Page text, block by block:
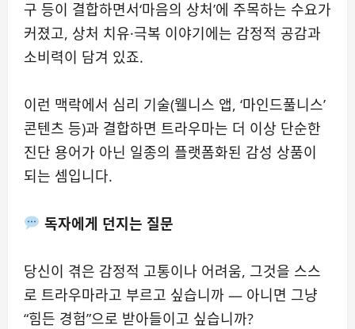
구 등이 결합하면서‘마음의 상처’에 주목하는 수요가
커졌고, 상처 치유·극복 이야기에는 감정적 공감과
소비력이 담겨 있죠.
이런 맥락에서 심리 기술(웰니스 앱, ‘마인드풀니스’
콘텐츠 등)과 결합하면 트라우마는 더 이상 단순한
진단 용어가 아닌 일종의 플랫폼화된 감성 상품이
되는 셈입니다.
독자에게 던지는 질문
당신이 겪은 감정적 고통이나 어려움, 그것을 스스
로 트라우마라고 부르고 싶습니까 — 아니면 그냥
“힘든 경험”으로 받아들이고 싶습니까?